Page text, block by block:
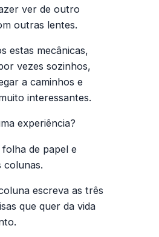
ver de outro
outras lentes.
estas mecânicas,
vezes sozinhos,
a caminhos e
interessantes.
experiência?
de papel e
colunas.
escreva as três
que quer da vida